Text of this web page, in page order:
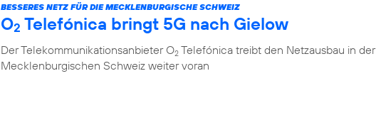
BESSERES NETZ FÜR DIE MECKLENBURGISCHE SCHWEIZ
O2 Telefónica bringt 5G nach Gielow
Der Telekommunikationsanbieter O2 Telefónica treibt den Netzausbau in der
Mecklenburgischen Schweiz weiter voran